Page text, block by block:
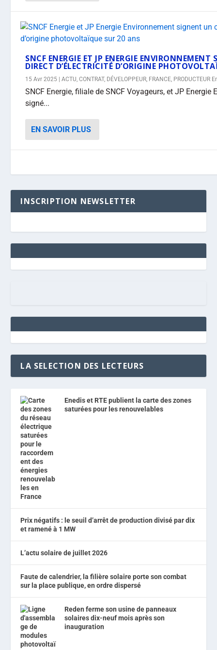
SNCF ENERGIE ET JP ENERGIE
DIRECT D’ÉLECTRICITÉ D’ORIGINE
15 Avr 2025 |ACTU,CONTRAT, DÉVELOPPEUR, FRANCE, PRODUCTEUR
SNCF Energie, filiale de SNCF Voyageurs, et JP
signé...
EN SAVOIR PLUS
INSCRIPTION NEWSLETTER
LA SELECTION DES LECTEURS
Enedis et RTE publient la carte des zones
saturées pour les renouvelables
Prix négatifs : le seuil d’arrêt de production divisé par dix
et ramené à 1 MW
L’actu solaire de juillet 2026
Faute de calendrier, la filière solaire porte son combat
sur la place publique, en ordre dispersé
Reden ferme son usine de panneaux
solaires dix-neuf mois après son
inauguration